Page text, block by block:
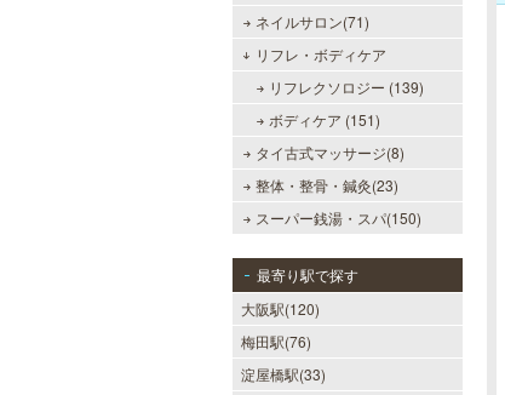
ネイルサロン(71)
リフレ・ボディケア
リフレクソロジー (139)
ボディケア (151)
タイ古式マッサージ(8)
整体・整骨・鍼灸(23)
スーパー銭湯・スパ(150)
最寄り駅で探す
大阪駅(120)
梅田駅(76)
淀屋橋駅(33)